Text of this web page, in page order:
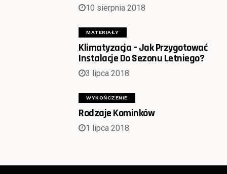
10 sierpnia 2018
MATERIAŁY
Klimatyzacja – Jak Przygotować
Instalacje Do Sezonu Letniego?
3 lipca 2018
WYKOŃCZENIE
Rodzaje Kominków
1 lipca 2018